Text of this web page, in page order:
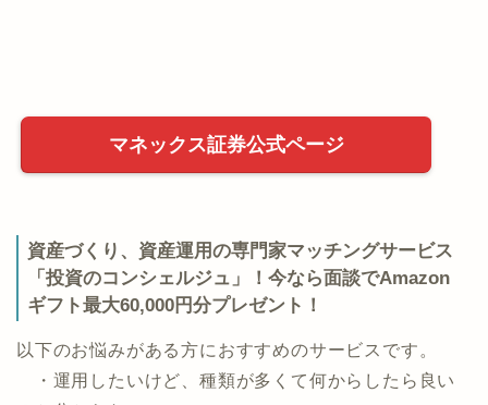
マネックス証券公式ページ
資産づくり、資産運用の専門家マッチングサービス
「投資のコンシェルジュ」！今なら面談でAmazon